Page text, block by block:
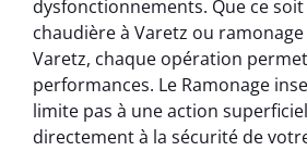
dysfonctionnements. Que ce
chaudière à Varetz ou
Varetz, chaque opération
performances. Le Ramonage
limite pas à une action
directement à la sécurité de